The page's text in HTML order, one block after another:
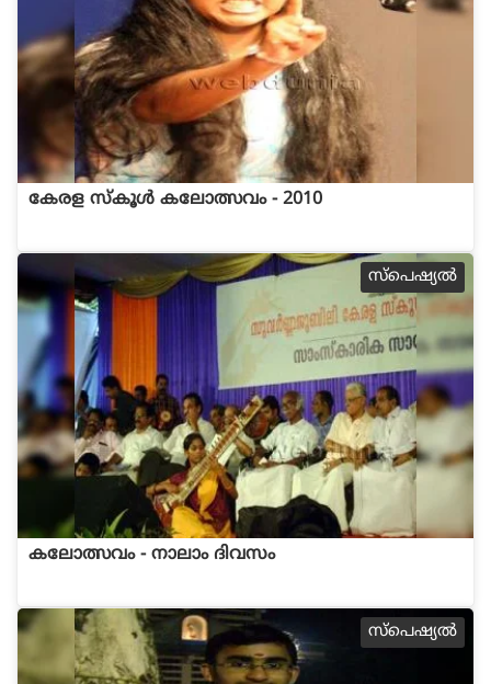
കേരള സ്കൂള്‍ കലോത്സവം - 2010
സ്പെഷ്യല്‍
കലോത്സവം - നാലാം ദിവസം
സ്പെഷ്യല്‍